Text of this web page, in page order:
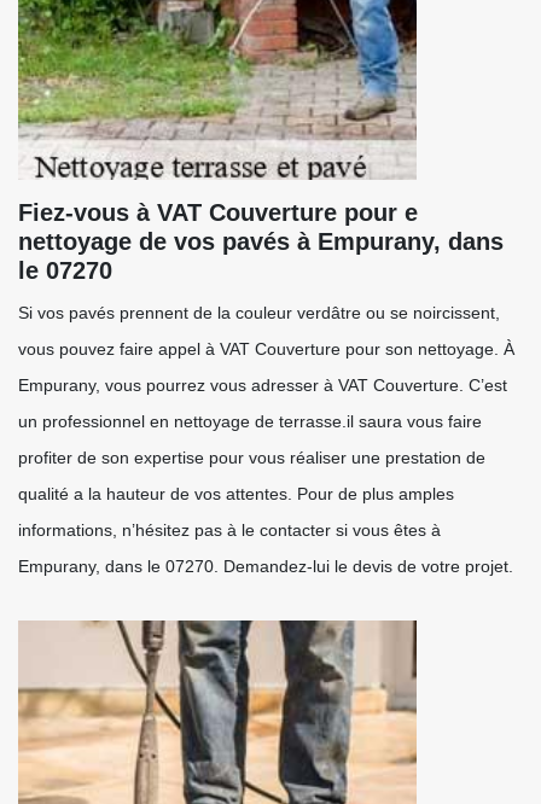
Fiez-vous à VAT Couverture pour e
nettoyage de vos pavés à Empurany, dans
le 07270
Si vos pavés prennent de la couleur verdâtre ou se noircissent,
vous pouvez faire appel à VAT Couverture pour son nettoyage. À
Empurany, vous pourrez vous adresser à VAT Couverture. C’est
un professionnel en nettoyage de terrasse.il saura vous faire
profiter de son expertise pour vous réaliser une prestation de
qualité a la hauteur de vos attentes. Pour de plus amples
informations, n’hésitez pas à le contacter si vous êtes à
Empurany, dans le 07270. Demandez-lui le devis de votre projet.